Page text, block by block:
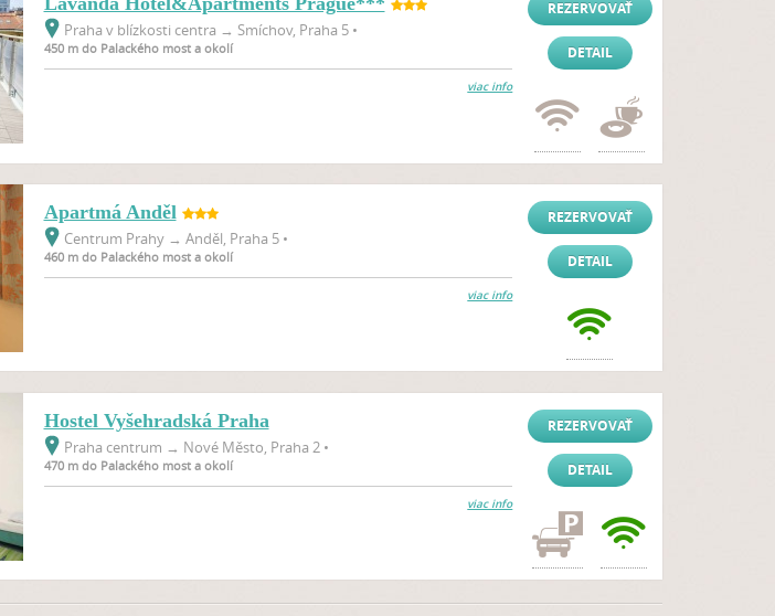
Praha v blízkosti centra → Smíchov, Praha 5 •
450 m do Palackého most a okolí
viac info
REZERVOVAŤ
DETAIL
Apartmá Anděl
Centrum Prahy → Anděl, Praha 5 •
460 m do Palackého most a okolí
viac info
REZERVOVAŤ
DETAIL
Hostel Vyšehradská Praha
Praha centrum → Nové Město, Praha 2 •
470 m do Palackého most a okolí
viac info
REZERVOVAŤ
DETAIL